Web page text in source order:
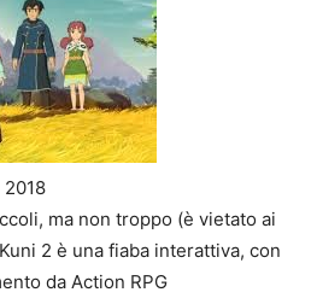
ma non troppo (è vietato ai
2 è una fiaba interattiva, con
da Action RPG